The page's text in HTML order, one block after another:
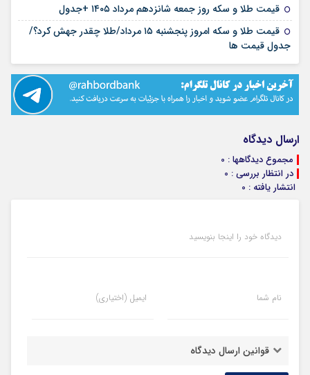
قیمت طلا و سکه روز جمعه شانزدهم مرداد ۱۴۰۵ +جدول
قیمت طلا و سکه امروز پنجشنبه ۱۵ مرداد/طلا چقدر جهش کرد؟/
جدول قیمت ها
ارسال دیدگاه
مجموع دیدگاهها : 0
در انتظار بررسی : 0
انتشار یافته : 0
دیدگاه خود را اینجا بنویسید
نام شما ایمیل (اختیاری)
قوانین ارسال دیدگاه